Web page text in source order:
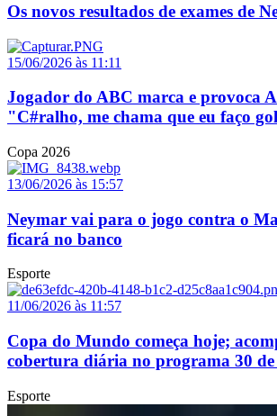
Os novos resultados de exames de
15/06/2026 às 11:11
Jogador do ABC marca e provoca
"C#ralho, me chama que eu faço
Copa 2026
13/06/2026 às 15:57
Neymar vai para o jogo contra o
ficará no banco
Esporte
11/06/2026 às 11:57
Copa do Mundo começa hoje;
cobertura diária no programa 30 de
Esporte